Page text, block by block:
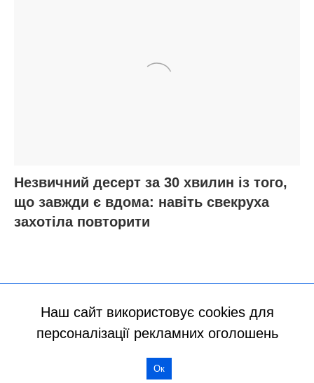
Наш сайт використовує cookies для
персоналізації рекламних оголошень
Ок